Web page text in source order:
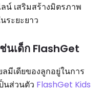
น์ เสริมสร้างมิตรภาพ
ระยะยาว
นเด็ก FlashGet
มีเดียของลูกอยู่ในการ
นส่วนตัว FlashGet Kids